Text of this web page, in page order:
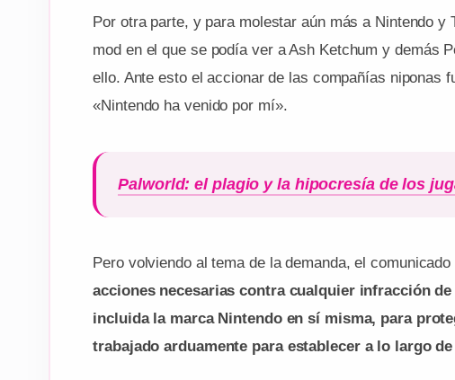
Por otra parte, y para molestar aún más a Nintendo y
mod en el que se podía ver a Ash Ketchum y demás
ello. Ante esto el accionar de las compañías niponas
«Nintendo ha venido por mí».
Palworld: el plagio y la hipocresía de los
Pero volviendo al tema de la demanda, el
acciones necesarias contra cualquier infracción
incluida la marca Nintendo en sí misma, para
trabajado arduamente para establecer a lo largo